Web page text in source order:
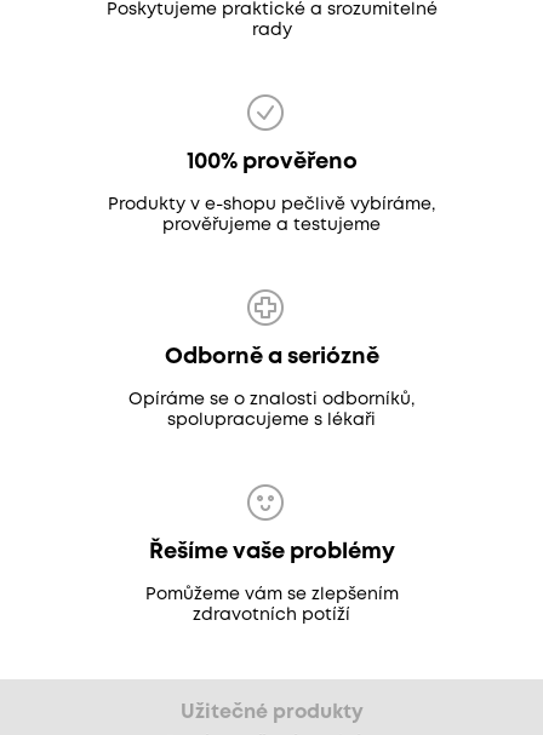
Poskytujeme praktické a srozumitelné
rady
100% prověřeno
Produkty v e-shopu pečlivě vybíráme,
prověřujeme a testujeme
Odborně a seriózně
Opíráme se o znalosti odborníků,
spolupracujeme s lékaři
Řešíme vaše problémy
Pomůžeme vám se zlepšením
zdravotních potíží
Užitečné produkty